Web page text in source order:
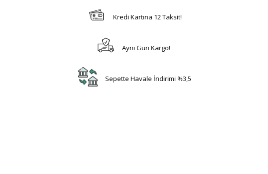
Kredi Kartına 12 Taksit!
Aynı Gün Kargo!
Sepette Havale İndirimi %3,5